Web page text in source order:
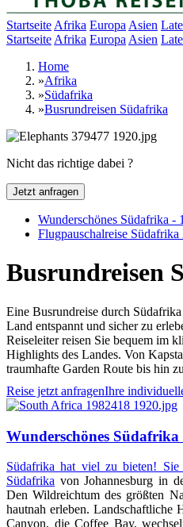
Startseite Afrika Europa Asien
Startseite Afrika Europa Asien
Home
»Afrika
»Südafrika
»Busrundreisen Südafrika
Nicht das richtige dabei ?
Jetzt anfragen
Wunderschönes Südafrika -
Flugpauschalreise
Busrundreisen
Eine Busrundreise durch
Land entspannt und sicher zu
Reiseleiter reisen Sie bequem im
Highlights des Landes. Von
traumhafte Garden Route bis hin
Reise jetzt anfragenIhre
Wunderschönes Südafrika
Südafrika hat viel zu bieten! Sie
Südafrika von Johannesburg in
Den Wildreichtum des größten
hautnah erleben. Landschaftliche
Canyon, die Coffee Bay,